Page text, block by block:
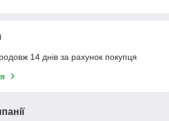
14 днів за рахунок покупця